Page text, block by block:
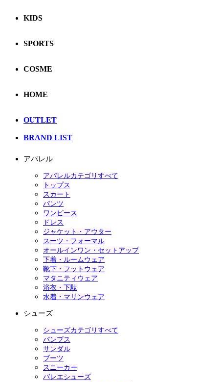
KIDS
SPORTS
COSME
HOME
OUTLET
BRAND LIST
アパレル
アパレルカテゴリすべて
トップス
スカート
パンツ
ワンピース
ドレス
ジャケット・アウター
スーツ・フォーマル
オールインワン・セットアップ
下着・ルームウェア
靴下・フットウェア
マタニティウェア
浴衣・下駄
水着・マリンウェア
シューズ
シューズカテゴリすべて
パンプス
サンダル
ブーツ
スニーカー
バレエシューズ